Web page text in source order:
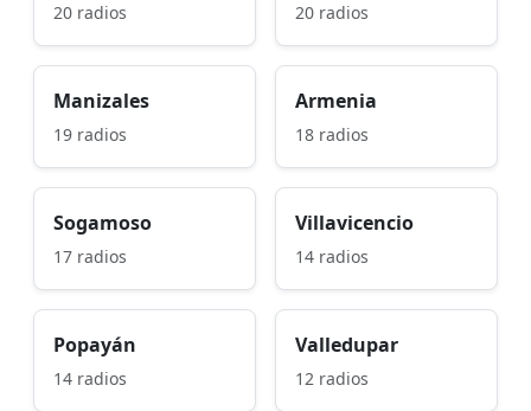
20 radios 20 radios
Manizales
19 radios
Armenia
18 radios
Sogamoso
17 radios
Villavicencio
14 radios
Popayán
14 radios
Valledupar
12 radios